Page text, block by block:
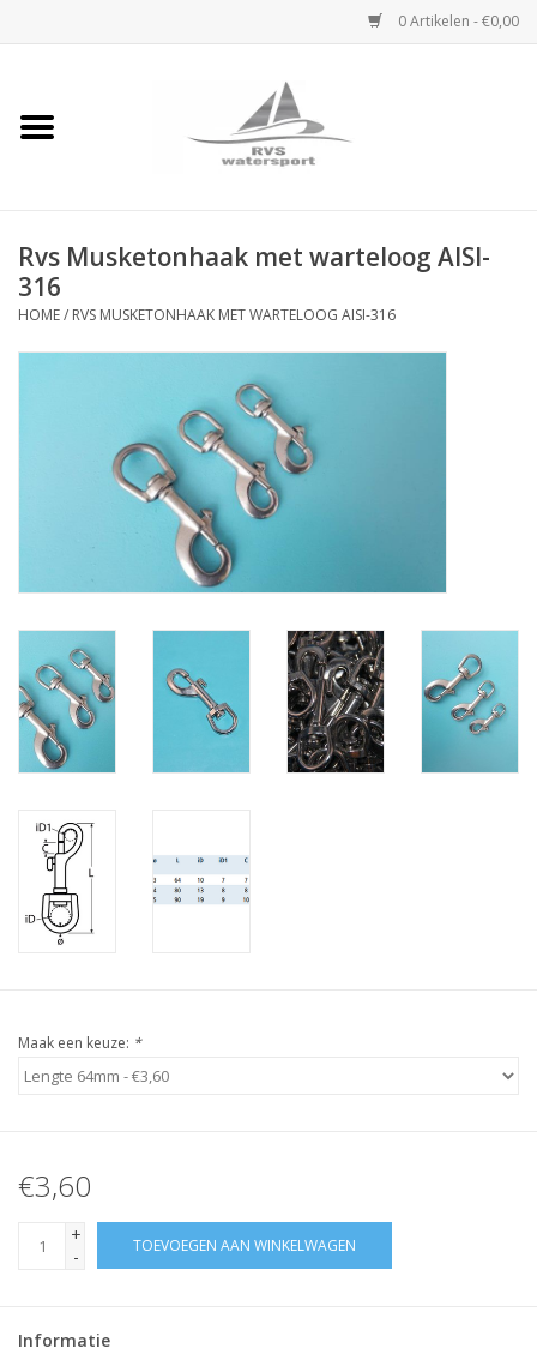
0 Artikelen - €0,00
Home
Rvs Dekbeslag
Rvs Accessoires
Verstaging
Rvs Sluiting
Rvs Staalkabel spanner
Staalkabel Klem
Rvs Musketonhaak met warteloog AISI-
316
HOME/ RVS MUSKETONHAAK MET WARTELOOG AISI-316
Maak een keuze: *
€3,60
+
-
TOEVOEGEN AAN WINKELWAGEN
Informatie